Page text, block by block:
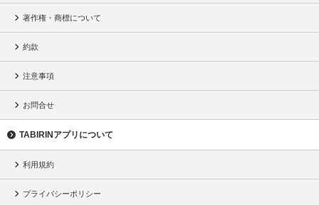
著作権・商標について
約款
注意事項
お問合せ
TABIRINアプリについて
利用規約
プライバシーポリシー